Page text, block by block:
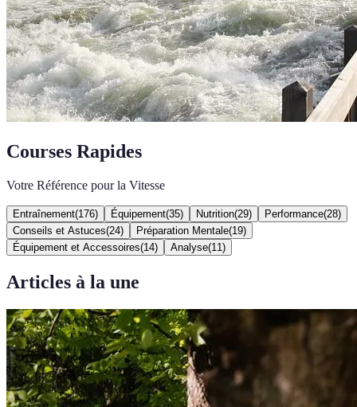
Courses Rapides
Votre Référence pour la Vitesse
Entraînement(176) Équipement(35) Nutrition(29) Performance(28)
Conseils et Astuces(24) Préparation Mentale(19)
Équipement et Accessoires(14) Analyse(11 )
Articles à la une